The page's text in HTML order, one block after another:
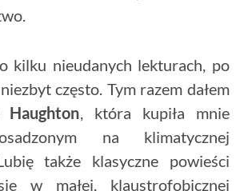
kilku nieudanych lekturach, po
często. Tym razem dałem
Haughton, która kupiła mnie
na klimatycznej
także klasyczne powieści
w małej, klaustrofobicznej